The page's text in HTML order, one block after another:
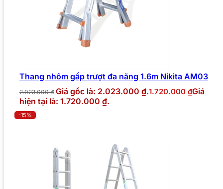
Thang nhôm gấp trượt đa năng 1.6m Nikita AM03
2.023.000₫ Giá gốc là: 2.023.000 ₫.1.720.000 ₫Giá
hiện tại là: 1.720.000 ₫.
-15%